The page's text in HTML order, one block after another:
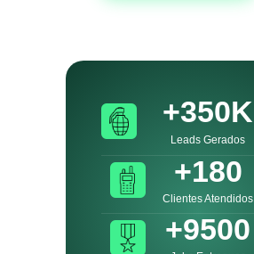
+350K
Leads Gerados
+180
Clientes Atendidos
+9500